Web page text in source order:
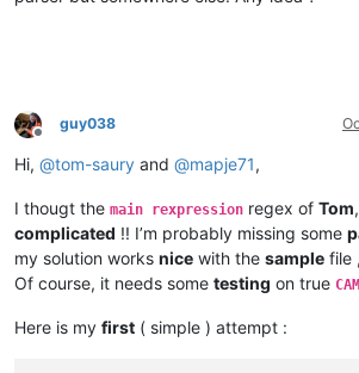
Offline
guy038
Hi, @tom-saury and @mapje71,
I thougt the main rexpression regex of Tom
complicated !! I’m probably missing some
my solution works nice with the sample file
Of course, it needs some testing on true
Here is my first ( simple ) attempt :